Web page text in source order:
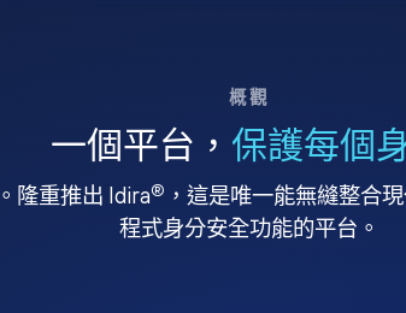
概觀
一個平台， 保護每個
隆重推出 Idira® ，這是唯一能無縫整合
程式身分安全功能的平台。